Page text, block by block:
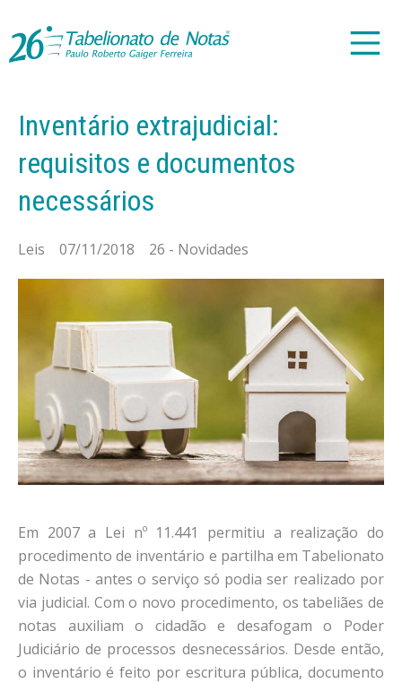
Inventário extrajudicial:
requisitos e documentos
necessários
Leis 07/11/2018 26 - Novidades
Em 2007 a Lei nº 11.441 permitiu a realização do
procedimento de inventário e partilha em Tabelionato
de Notas - antes o serviço só podia ser realizado por
via judicial. Com o novo procedimento, os tabeliães de
notas auxiliam o cidadão e desafogam o Poder
Judiciário de processos desnecessários. Desde então,
o inventário é feito por escritura pública, documento